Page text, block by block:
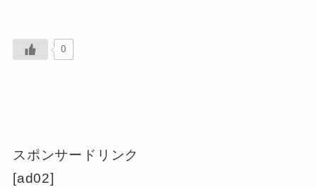
0
スポンサードリンク
[ad02]